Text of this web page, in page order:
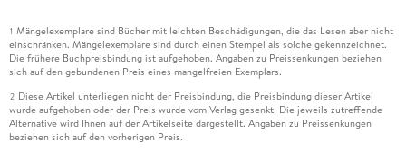
1 Mängelexemplare sind Bücher mit leichten Beschädigungen, die das Lesen aber nicht
einschränken. Mängelexemplare sind durch einen Stempel als solche gekennzeichnet.
Die frühere Buchpreisbindung ist aufgehoben. Angaben zu Preissenkungen beziehen
sich auf den gebundenen Preis eines mangelfreien Exemplars.
2 Diese Artikel unterliegen nicht der Preisbindung, die Preisbindung dieser Artikel
wurde aufgehoben oder der Preis wurde vom Verlag gesenkt. Die jeweils zutreffende
Alternative wird Ihnen auf der Artikelseite dargestellt. Angaben zu Preissenkungen
beziehen sich auf den vorherigen Preis.